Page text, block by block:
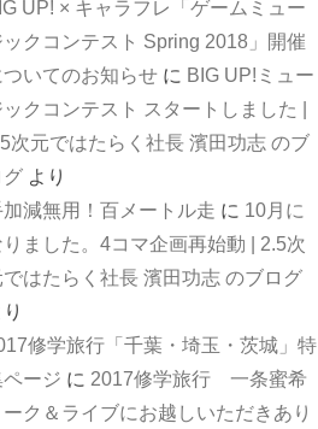
UP! × キャラフレ「ゲームミュー
ックコンテスト Spring 2018」開催
ついてのお知らせ に BIG UP!ミュー
ックコンテスト スタートしました |
次元ではたらく社長 濱田功志 のブ
グ より
加減無用！百メートル走 に 10月に
りました。4コマ企画再始動 | 2.5次
ではたらく社長 濱田功志 のブログ
修学旅行「千葉・埼玉・茨城」特
ージ に 2017修学旅行 一条蜜希
ーク＆ライブにお越しいただきあり